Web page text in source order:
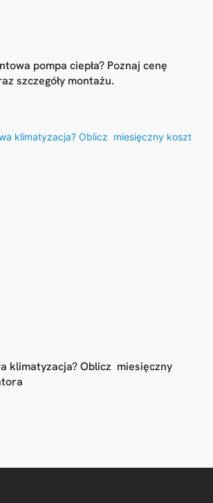
pompa ciepła? Poznaj cenę
szczegóły montażu.
klimatyzacja? Oblicz miesięczny